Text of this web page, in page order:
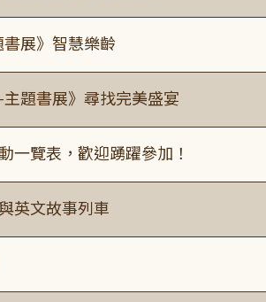
書展》智慧樂齡
主題書展》尋找完美盛宴
一覽表，歡迎踴躍參加！
英文故事列車